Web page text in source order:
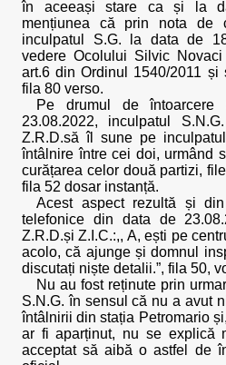
în aceeași stare ca și la
mențiunea că prin nota de
inculpatul S.G. la data de
vedere Ocolului Silvic
art.6 din Ordinul 1540/2011 și
fila 80 verso.
Pe drumul de
23.08.2022, inculpatul
Z.R.D.să îl sune pe
întâlnire între cei doi, urmând
curățarea celor două partizi,
fila 52 dosar instanță.
Acest aspect rezultă și
telefonice din data de
Z.R.D.și Z.I.C.:,, A, ești pe
acolo, că ajunge și domnul
discutați niște detalii.”, fila 50,
Nu au fost reținute prin
S.N.G. în sensul că nu a avut
întâlnirii din stația Petromario
ar fi aparținut, nu se explică
acceptat să aibă o astfel de